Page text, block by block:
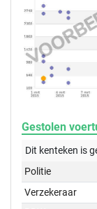
Gestolen
Dit kenteken is
Politie
Verzekeraar